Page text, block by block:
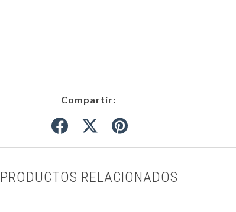
Compartir:
PRODUCTOS RELACIONADOS